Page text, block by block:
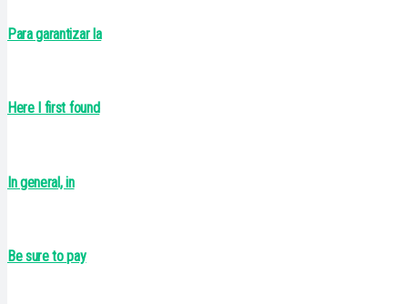
Para garantizar la
Here I first found
In general, in
Be sure to pay